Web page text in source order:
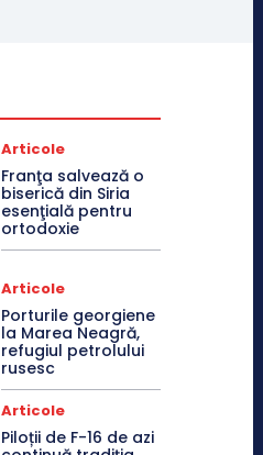
Articole
Franţa salvează o
biserică din Siria
esenţială pentru
ortodoxie
Articole
Porturile georgiene
la Marea Neagră,
refugiul petrolului
rusesc
Articole
Piloții de F-16 de azi